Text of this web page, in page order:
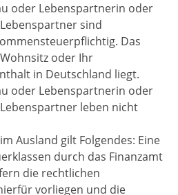
oder Lebenspartnerin oder
sind
Das
oder Ihr
in Deutschland liegt.
oder Lebenspartnerin oder
leben nicht
Ausland gilt Folgendes: Eine
durch das Finanzamt
die rechtlichen
vorliegen und die